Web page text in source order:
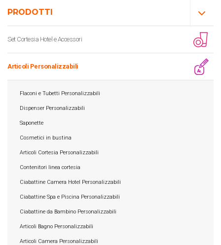
PRODOTTI
Set Cortesia Hotel e Accessori
Articoli Personalizzabili
Flaconi e Tubetti Personalizzabili
Dispenser Personalizzabili
Saponette
Cosmetici in bustina
Articoli Cortesia Personalizzabili
Contenitori linea cortesia
Ciabattine Camera Hotel Personalizzabili
Ciabattine Spa e Piscina Personalizzabili
Ciabattine da Bambino Personalizzabili
Articoli Bagno Personalizzabili
Articoli Camera Personalizzabili